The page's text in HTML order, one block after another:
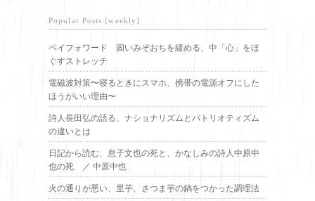
Popular Posts [weekly]
ペイフォワード 固いみぞおちを緩める、中「心」をほ
ぐすストレッチ
電磁波対策〜寝るときにスマホ、携帯の電源オフにした
ほうがいい理由〜
詩人長田弘の語る、ナショナリズムとパトリオティズム
の違いとは
日記から読む、息子文也の死と、かなしみの詩人中原中
也の死 ／ 中原中也
火の通りが悪い、里芋、さつま芋の鍋をつかった調理法